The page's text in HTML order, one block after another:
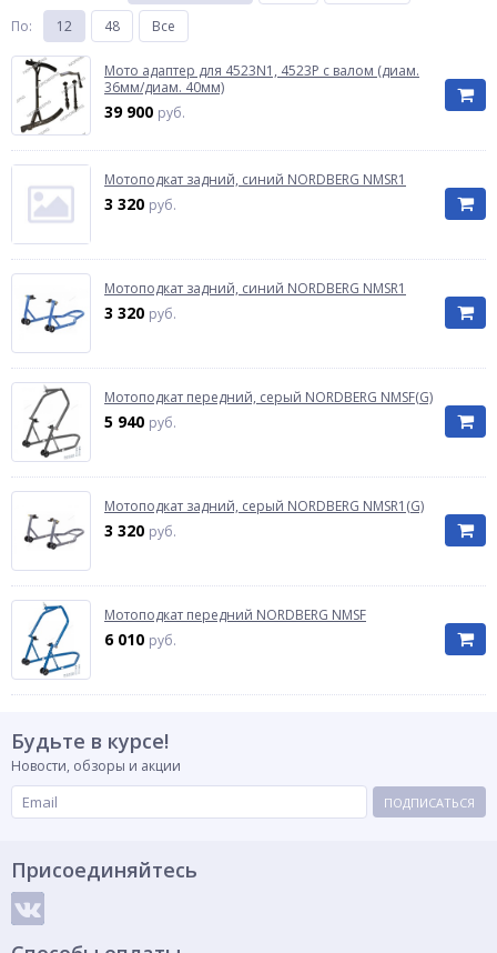
По: 12 48 Все
Мото адаптер для 4523N1, 4523P с валом (диам.
36мм/диам. 40мм)
39 900 руб.
Мотоподкат задний, синий NORDBERG NMSR1
3 320 руб.
Мотоподкат задний, синий NORDBERG NMSR1
3 320 руб.
Мотоподкат передний, серый NORDBERG NMSF(G)
5 940 руб.
Мотоподкат задний, cерый NORDBERG NMSR1(G)
3 320 руб.
Мотоподкат передний NORDBERG NMSF
6 010 руб.
Будьте в курсе!
Новости, обзоры и акции
ПОДПИСАТЬСЯ
Присоединяйтесь